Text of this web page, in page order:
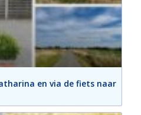
en via de fiets naar